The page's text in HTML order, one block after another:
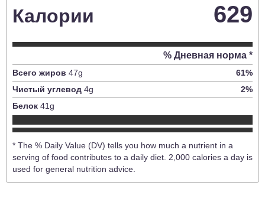
Калории 629
% Дневная норма *
Всего жиров 47g 61%
Чистый углевод 4g 2%
Белок 41g
* The % Daily Value (DV) tells you how much a nutrient in a
serving of food contributes to a daily diet. 2,000 calories a day is
used for general nutrition advice.